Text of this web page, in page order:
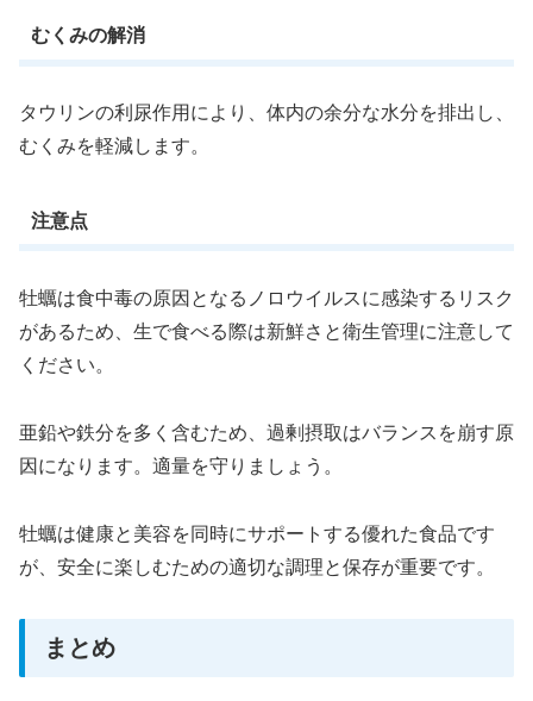
むくみの解消
タウリンの利尿作用により、体内の余分な水分を排出し、
むくみを軽減します。
注意点
牡蠣は食中毒の原因となるノロウイルスに感染するリスク
があるため、生で食べる際は新鮮さと衛生管理に注意して
ください。
亜鉛や鉄分を多く含むため、過剰摂取はバランスを崩す原
因になります。適量を守りましょう。
牡蠣は健康と美容を同時にサポートする優れた食品です
が、安全に楽しむための適切な調理と保存が重要です。
まとめ